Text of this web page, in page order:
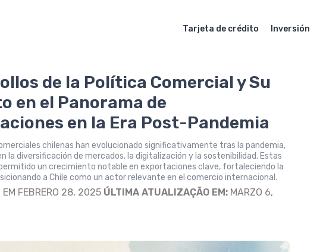
Tarjeta de crédito Inversión
de la Política Comercial y Su
en el Panorama de
en la Era Post-Pandemia
chilenas han evolucionado significativamente tras la pandemia,
la diversificación de mercados, la digitalización y la sostenibilidad. Estas
un crecimiento notable en exportaciones clave, fortaleciendo la
a Chile como un actor relevante en el comercio internacional.
EM FEBRERO 28, 2025 ÚLTIMA ATUALIZAÇÃO EM: MARZO 6,